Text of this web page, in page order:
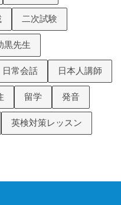
二次試験
黒先生
日常会話 日本人講師
留学 発音
英検対策レッスン